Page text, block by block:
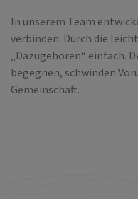
In unserem Team
verbinden. Durch die
„Dazugehören“ einfach.
begegnen, schwinden
Gemeinschaft.